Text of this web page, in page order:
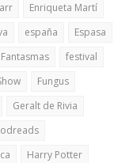
Enriqueta Martí
españa
Espasa
Fantasmas
festival
Fungus
Geralt de Rivia
Harry Potter